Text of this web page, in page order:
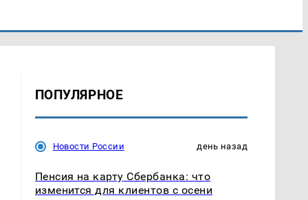
ПОПУЛЯРНОЕ
Новости России день назад
Пенсия на карту Сбербанка: что
изменится для клиентов с осени